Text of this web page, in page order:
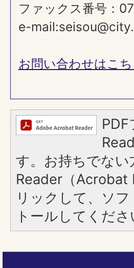
ファックス番号：
e-
お問い合わせはこ
す。お持ちでな
Reader（Acrobat
リックして、ソ
トールしてくださ